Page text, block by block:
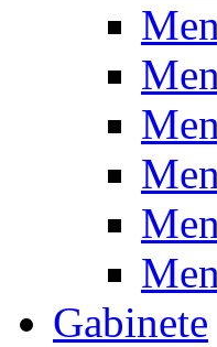
Gabinete